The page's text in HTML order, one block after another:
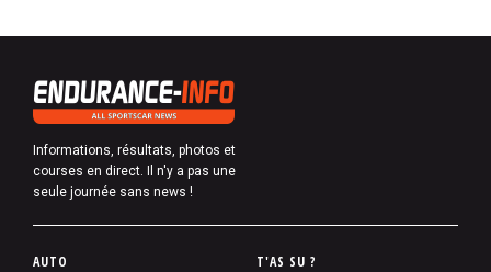
Informations, résultats, photos et
courses en direct. Il n'y a pas une
seule journée sans news !
P
AUTO T'AS SU ?